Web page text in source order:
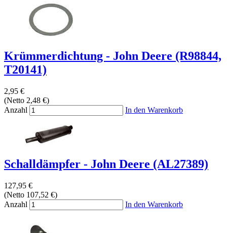
Krümmerdichtung - John Deere (R98844,
T20141)
2,95 €
(Netto 2,48 €)
Anzahl
In den Warenkorb
Schalldämpfer - John Deere (AL27389)
127,95 €
(Netto 107,52 €)
Anzahl
In den Warenkorb